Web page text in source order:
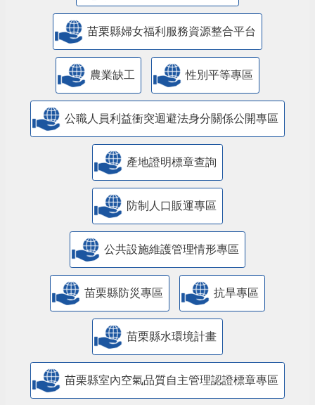
苗栗縣婦女福利服務資源整合平台
農業缺工 性別平等專區
公職人員利益衝突迴避法身分關係公開專區
產地證明標章查詢
防制人口販運專區
​公共設施維護管理情形專區
苗栗縣防災專區 抗旱專區
苗栗縣水環境計畫
苗栗縣室內空氣品質自主管理認證標章專區